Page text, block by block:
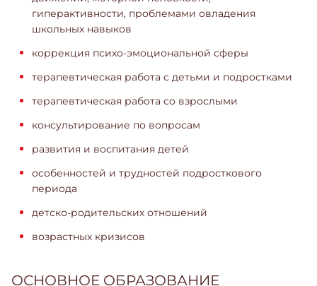
гиперактивности, проблемами овладения
школьных навыков
коррекция психо-эмоциональной сферы
терапевтическая работа с детьми и подростками
терапевтическая работа со взрослыми
консультирование по вопросам
развития и воспитания детей
особенностей и трудностей подросткового
периода
детско-родительских отношений
возрастных кризисов
ОСНОВНОЕ ОБРАЗОВАНИЕ